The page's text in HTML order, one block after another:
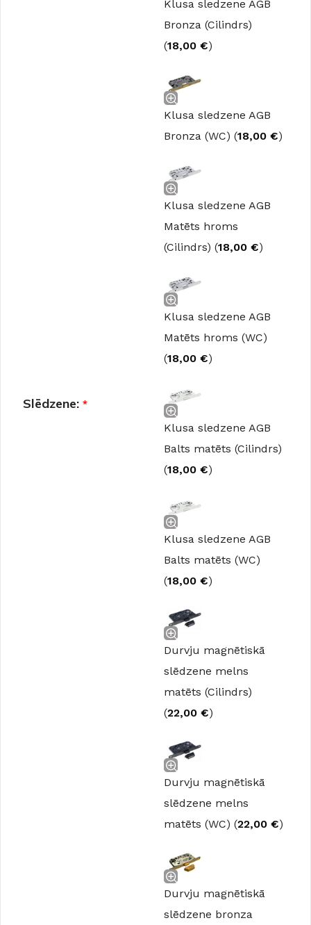
Slēdzene: *
Klusa sledzene AGB
Bronza (Cilindrs)
(18,00 €)
Klusa sledzene AGB
Bronza (WC) (18,00 €)
Klusa sledzene AGB
Matēts hroms
(Cilindrs) (18,00 €)
Klusa sledzene AGB
Matēts hroms (WC)
(18,00 €)
Klusa sledzene AGB
Balts matēts (Cilindrs)
(18,00 €)
Klusa sledzene AGB
Balts matēts (WC)
(18,00 €)
Durvju magnētiskā
slēdzene melns
matēts (Cilindrs)
(22,00 €)
Durvju magnētiskā
slēdzene melns
matēts (WC) (22,00 €)
Durvju magnētiskā
slēdzene bronza